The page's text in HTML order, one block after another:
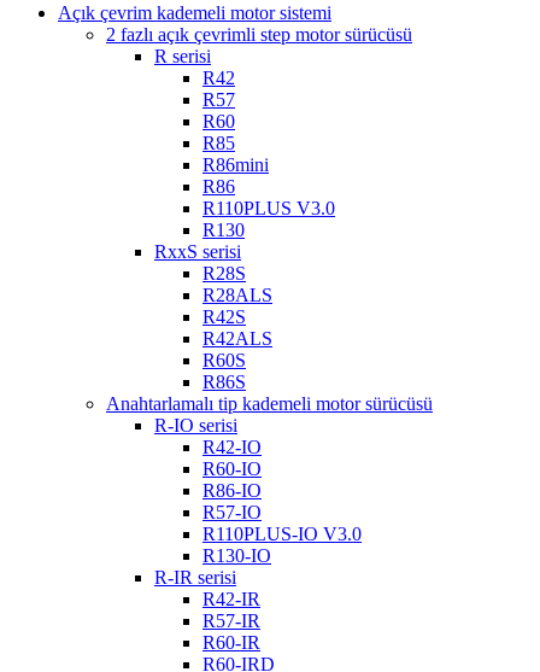
Açık çevrim kademeli motor sistemi
2 fazlı açık çevrimli step motor sürücüsü
R serisi
R42
R57
R60
R85
R86mini
R86
R110PLUS V3.0
R130
RxxS serisi
R28S
R28ALS
R42S
R42ALS
R60S
R86S
Anahtarlamalı tip kademeli motor sürücüsü
R-IO serisi
R42-IO
R60-IO
R86-IO
R57-IO
R110PLUS-IO V3.0
R130-IO
R-IR serisi
R42-IR
R57-IR
R60-IR
R60-IRD